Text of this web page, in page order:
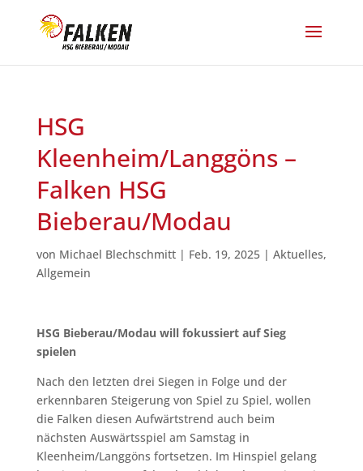
HSG
Kleenheim/Langgöns –
Falken HSG
Bieberau/Modau
von Michael Blechschmitt| Feb. 19, 2025| Aktuelles,
Allgemein
HSG Bieberau/Modau will fokussiert auf Sieg
spielen
Nach den letzten drei Siegen in Folge und der
erkennbaren Steigerung von Spiel zu Spiel, wollen
die Falken diesen Aufwärtstrend auch beim
nächsten Auswärtsspiel am Samstag in
Kleenheim/Langgöns fortsetzen. Im Hinspiel gelang